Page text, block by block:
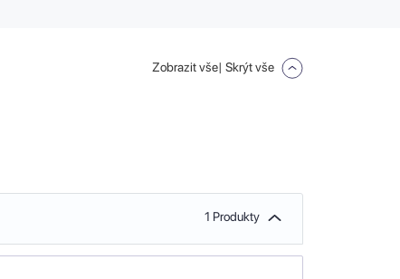
Zobrazit vše| Skrýt vše
1 Produkty